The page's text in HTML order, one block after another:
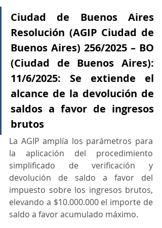
Ciudad de Buenos Aires
Resolución (AGIP Ciudad de
Buenos Aires) 256/2025 – BO
(Ciudad de Buenos Aires):
11/6/2025: Se extiende el
alcance de la devolución de
saldos a favor de ingresos
brutos
La AGIP amplía los parámetros para
la aplicación del procedimiento
simplificado de verificación y
devolución de saldo a favor del
impuesto sobre los ingresos brutos,
elevando a $10.000.000 el importe de
saldo a favor acumulado máximo.